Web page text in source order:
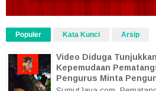
Populer Kata Kunci Arsip
Video Diduga
Kepemudaan
Pengurus Minta